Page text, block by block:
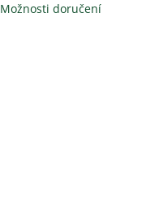
Možnosti doručení